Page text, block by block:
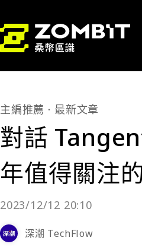
主編推薦 最新文章
對話
年值得關注
2023/12/12 20:10
深潮 TechFlow